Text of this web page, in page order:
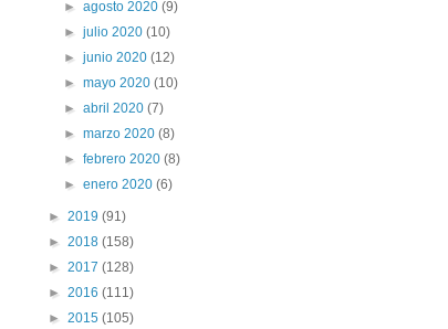
►agosto 2020(9)
►julio 2020(10)
►junio 2020(12)
►mayo 2020(10)
►abril 2020(7)
►marzo 2020(8)
►febrero 2020(8)
►enero 2020(6)
► 2019 (91)
► 2018 (158)
► 2017 (128)
► 2016 (111)
► 2015 (105)